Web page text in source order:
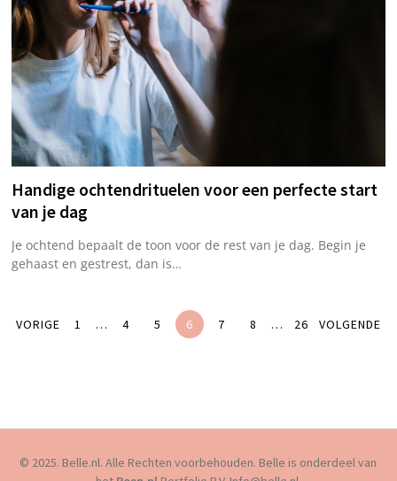
Handige ochtendrituelen voor een perfecte start
van je dag
Je ochtend bepaalt de toon voor de rest van je dag. Begin je
gehaast en gestrest, dan is…
VORIGE 1 … 4 5 6 7 8 … 26 VOLGENDE
© 2025. Belle.nl. Alle Rechten voorbehouden. Belle is onderdeel van